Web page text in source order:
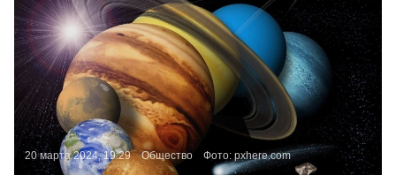
20 марта 2024, 19:29 Общество Фото: pxhere.com